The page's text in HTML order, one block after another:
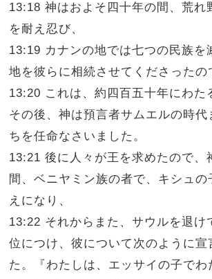
13:18 神はおよそ四十年の間、荒れ
を耐え忍び、
13:19 カナンの地では七つの民族を
地を彼らに相続させてくださったの
13:20 これは、約四百五十年にわた
その後、神は預言者サムエルの時代
ちを任命なさいました。
13:21 後に人々が王を求めたので、
間、ベニヤミン族の者で、キシュの
えになり、
13:22 それからまた、サウルを退け
位につけ、彼について次のように宣
た。『わたしは、エッサイの子でわ